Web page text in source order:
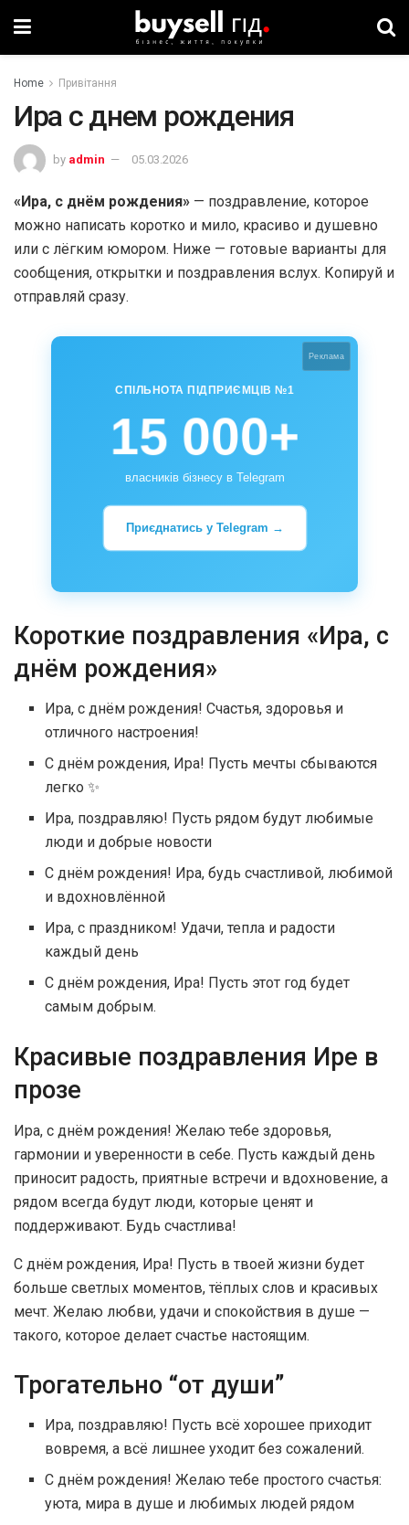
Home Привітання
Ира с днем рождения
by admin 05.03.2026
«Ира, с днём рождения» — поздравление, которое
можно написать коротко и мило, красиво и душевно
или с лёгким юмором. Ниже — готовые варианты для
сообщения, открытки и поздравления вслух. Копируй и
отправляй сразу.
Реклама
СПІЛЬНОТА ПІДПРИЄМЦІВ №1
15 000+
власників бізнесу в Telegram
Приєднатись у Telegram →
Короткие поздравления «Ира, с
днём рождения»
Ира, с днём рождения! Счастья, здоровья и
отличного настроения!
С днём рождения, Ира! Пусть мечты сбываются
легко ✨
Ира, поздравляю! Пусть рядом будут любимые
люди и добрые новости
С днём рождения! Ира, будь счастливой, любимой
и вдохновлённой
Ира, с праздником! Удачи, тепла и радости
каждый день
С днём рождения, Ира! Пусть этот год будет
самым добрым.
Красивые поздравления Ире в
прозе
Ира, с днём рождения! Желаю тебе здоровья,
гармонии и уверенности в себе. Пусть каждый день
приносит радость, приятные встречи и вдохновение, а
рядом всегда будут люди, которые ценят и
поддерживают. Будь счастлива!
С днём рождения, Ира! Пусть в твоей жизни будет
больше светлых моментов, тёплых слов и красивых
мечт. Желаю любви, удачи и спокойствия в душе —
такого, которое делает счастье настоящим.
Трогательно “от души”
Ира, поздравляю! Пусть всё хорошее приходит
вовремя, а всё лишнее уходит без сожалений.
С днём рождения! Желаю тебе простого счастья:
уюта, мира в душе и любимых людей рядом